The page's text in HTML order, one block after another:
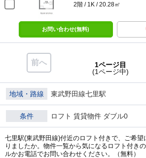
2階 / 1K / 20.28㎡
お問い合わせ(無料)
前へ
1ページ目
(1ページ中)
地域・路線 東武野田線七里駅
条件 ロフト 賃貸物件 ダブル0
七里駅(東武野田線)付近のロフト付きで、ご希
りましたか。物件一覧から気になるロフト付き
ルかお電話でお問い合わせください。（無料）